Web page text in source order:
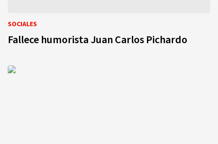
SOCIALES
Fallece humorista Juan Carlos Pichardo